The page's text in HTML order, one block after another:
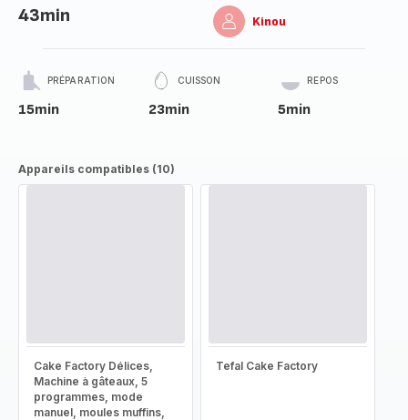
43min Kinou
PRÉPARATION
15min
CUISSON
23min
REPOS
5min
Appareils compatibles (10)
Cake Factory Délices,
Machine à gâteaux, 5
programmes, mode
manuel, moules muffins,
Tefal Cake Factory